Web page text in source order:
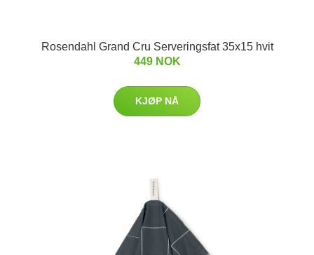
Rosendahl Grand Cru Serveringsfat 35x15 hvit
449 NOK
KJØP NÅ